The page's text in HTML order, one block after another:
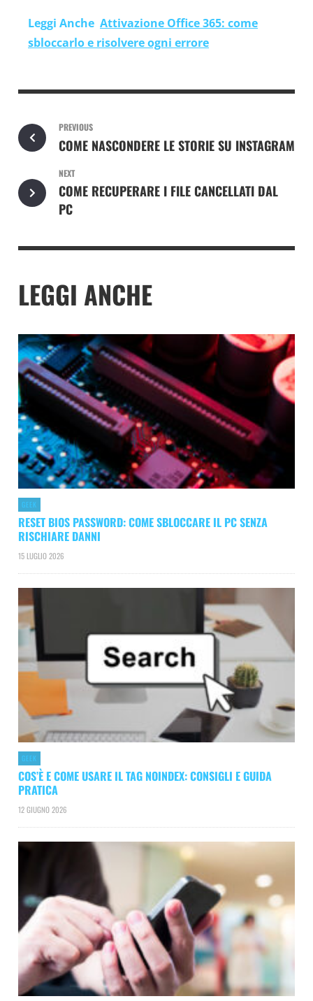
Leggi Anche Attivazione Office 365: come
sbloccarlo e risolvere ogni errore
PREVIOUS
COME NASCONDERE LE STORIE SU INSTAGRAM
NEXT
COME RECUPERARE I FILE CANCELLATI DAL
PC
LEGGI ANCHE
GEEK
RESET BIOS PASSWORD: COME SBLOCCARE IL PC SENZA
RISCHIARE DANNI
15 LUGLIO 2026
GEEK
COS’È E COME USARE IL TAG NOINDEX: CONSIGLI E GUIDA
PRATICA
12 GIUGNO 2026